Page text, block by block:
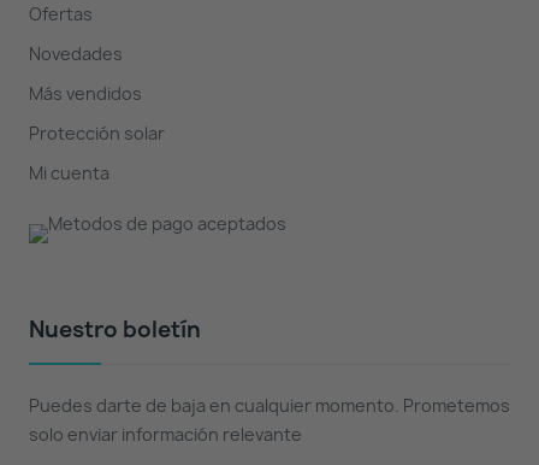
Ofertas
Novedades
Más vendidos
Protección solar
Mi cuenta
Nuestro boletín
Puedes darte de baja en cualquier momento. Prometemos
solo enviar información relevante